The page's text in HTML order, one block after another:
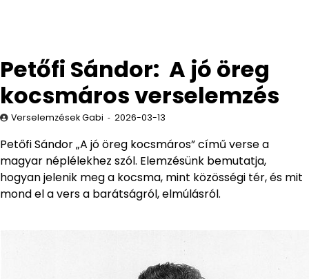
Petőfi Sándor: A jó öreg
kocsmáros verselemzés
Verselemzések Gabi 2026-03-13
Petőfi Sándor „A jó öreg kocsmáros” című verse a
magyar néplélekhez szól. Elemzésünk bemutatja,
hogyan jelenik meg a kocsma, mint közösségi tér, és mit
mond el a vers a barátságról, elmúlásról.